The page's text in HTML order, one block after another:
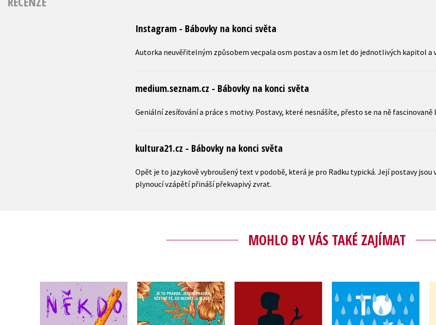
Instagram - Bábovky na konci světa
Autorka neuvěřitelným způsobem vecpala osm postav a osm let do jednotlivých kapitol a
medium.seznam.cz - Bábovky na konci světa
Geniální zesíťování a práce s motivy. Postavy, které nesnášíte, přesto se na ně
kultura21.cz - Bábovky na konci světa
Opět je to jazykově vybroušený text v podobě, která je pro Radku typická. Její postavy
plynoucí vzápětí přináší překvapivý zvrat.
MOHLO BY VÁS TAKÉ ZAJÍMAT
Někdo to udělat musel
Velikovsky
,
Radka Třeštíková
Kde jsi, když nejsi
Radka Třeštíková
Osm
Radka Třeštíková
To prší moře
Radka Třeštíková